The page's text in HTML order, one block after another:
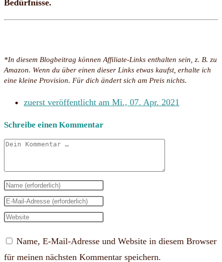
Bedürfnisse.
*In diesem Blogbeitrag können Affiliate-Links enthalten sein, z. B. zu
Amazon. Wenn du über einen dieser Links etwas kaufst, erhalte ich
eine kleine Provision. Für dich ändert sich am Preis nichts.
zuerst veröffentlicht am Mi., 07. Apr. 2021
Schreibe einen Kommentar
Kommentar
Gib
deinen
Namen
Benutzernamen
Gib
deine
Gib
Name, E-Mail-Adresse und Website in diesem Browser
für meinen nächsten Kommentar speichern.